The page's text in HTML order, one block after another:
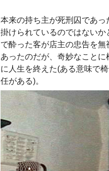
本来の持ち主が死刑囚であ
掛けられているのではない
で酔った客が店主の忠告を
あったのだが、奇妙なこと
に人生を終えた(ある意味で
任がある)。